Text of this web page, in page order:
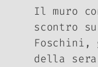
Il muro
scontro
Foschini,
della